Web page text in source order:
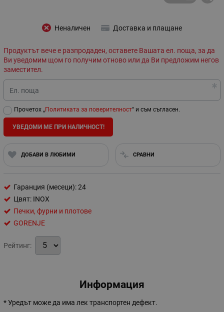
Неналичен Доставка и плащане
Продуктът вече е разпродаден, оставете Вашата ел. поща, за да
Ви уведомим щом го получим отново или да Ви предложим негов
заместител.
Ел. поща
Прочетох „Политиката за поверителност“ и съм съгласен.
УВЕДОМИ МЕ ПРИ НАЛИЧНОСТ!
ДОБАВИ В ЛЮБИМИ СРАВНИ
Гаранция (месеци): 24
Цвят: INOX
Печки, фурни и плотове
GORENJE
Рейтинг:
Информация
* Уредът може да има лек транспортен дефект.